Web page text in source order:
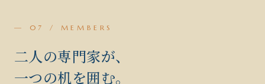
— 07 / MEMBERS
二人の専門家が、
一つの机を囲む。